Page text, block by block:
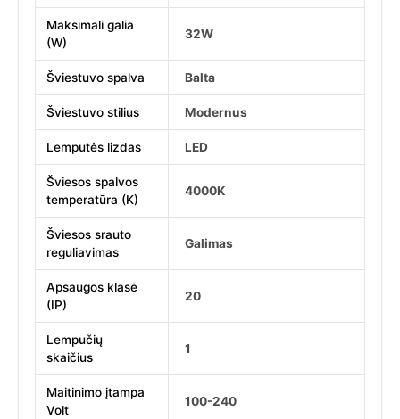
Maksimali galia
(W)
32W
Šviestuvo spalva Balta
Šviestuvo stilius Modernus
Lemputės lizdas LED
Šviesos spalvos
temperatūra (K)
4000K
Šviesos srauto
reguliavimas
Galimas
Apsaugos klasė
(IP)
20
Lempučių
skaičius
1
Maitinimo įtampa
Volt
100-240